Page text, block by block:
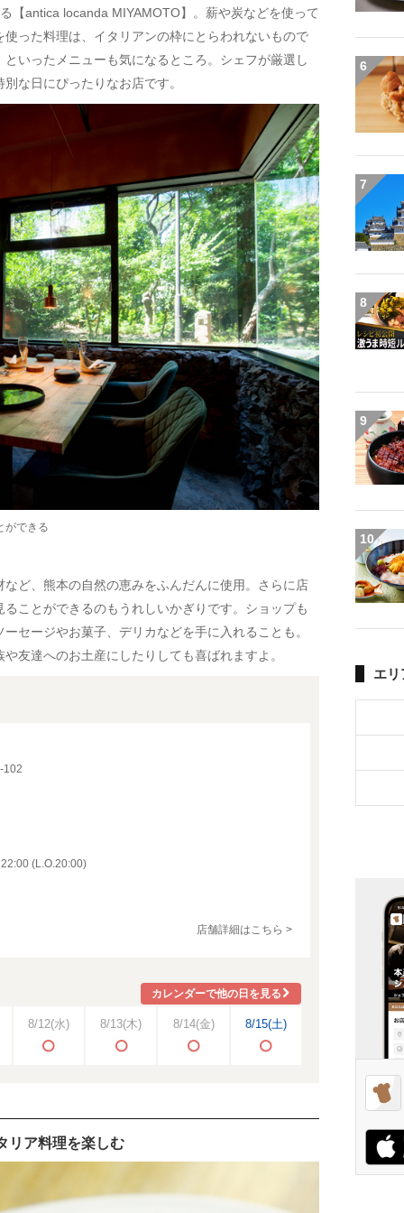
【antica locanda MIYAMOTO】。薪や炭などを使って
った料理は、イタリアンの枠にとらわれないもので
いったメニューも気になるところ。シェフが厳選し
な日にぴったりなお店です。
ができる
ど、熊本の自然の恵みをふんだんに使用。さらに店
ことができるのもうれしいかぎりです。ショップも
セージやお菓子、デリカなどを手に入れることも。
友達へのお土産にしたりしても喜ばれますよ。
102
(L.O.20:00)
店舗詳細はこちら >
8/12(水) 8/13(木) 8/14(金) 8/15(土)
カレンダーで他の日を見る
リア料理を楽しむ
6
7
8
9
10
エリ